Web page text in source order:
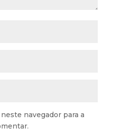
navegador para a